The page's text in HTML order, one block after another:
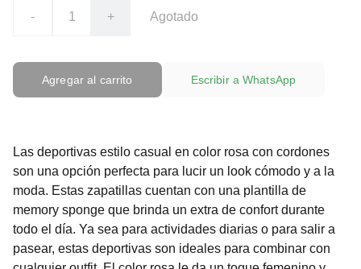
- + Agotado
Agregar al carrito Escribir a WhatsApp
Las deportivas estilo casual en color rosa con cordones
son una opción perfecta para lucir un look cómodo y a la
moda. Estas zapatillas cuentan con una plantilla de
memory sponge que brinda un extra de confort durante
todo el día. Ya sea para actividades diarias o para salir a
pasear, estas deportivas son ideales para combinar con